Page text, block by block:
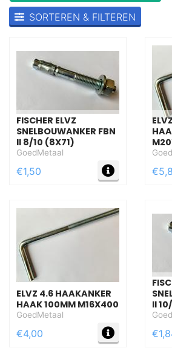
SORTEREN & FILTEREN
FISCHER ELVZ
SNELBOUWANKER FBN
II 8/10 (8X71)
GoedMetaal
€1,50 MEER INFO
ELVZ 4.6 HAAKANKER
HAAK 100MM M16X400
GoedMetaal
€4,00 MEER INFO
II